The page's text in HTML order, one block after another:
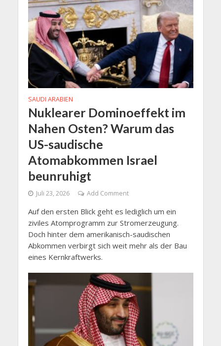
SAUDI ARABIEN
Nuklearer Dominoeffekt im
Nahen Osten? Warum das
US-saudische
Atomabkommen Israel
beunruhigt
Juli 23, 2026 Add Comment
Auf den ersten Blick geht es lediglich um ein
ziviles Atomprogramm zur Stromerzeugung.
Doch hinter dem amerikanisch-saudischen
Abkommen verbirgt sich weit mehr als der Bau
eines Kernkraftwerks.